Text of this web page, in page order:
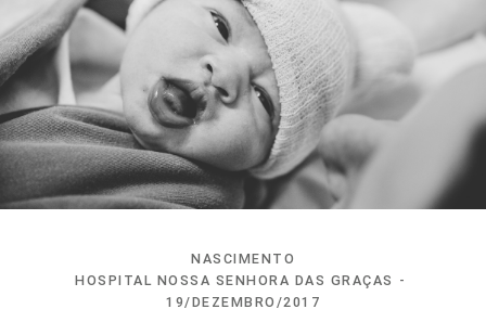
NASCIMENTO
HOSPITAL NOSSA SENHORA DAS GRAÇAS
19/DEZEMBRO/2017